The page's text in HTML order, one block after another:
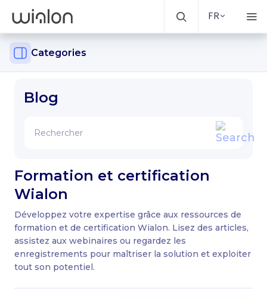
FR
Categories
Blog
Formation et certification
Wialon
Développez votre expertise grâce aux ressources de
formation et de certification Wialon. Lisez des articles,
assistez aux webinaires ou regardez les
enregistrements pour maîtriser la solution et exploiter
tout son potentiel.